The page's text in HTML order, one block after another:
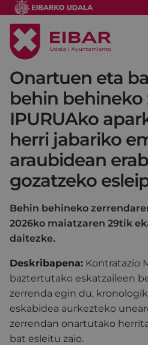
Onartuen eta
behin behineko
IPURUAko
herri jabariko
araubidean
gozatzeko
Behin behineko
2026ko maiatzaren 29tik
daitezke.
Deskribapena: Kontratazio
baztertutako eskatzaileen
zerrenda egin du,
eskabidea aurkezteko
zerrendan onartutako
bat esleitu zaio.